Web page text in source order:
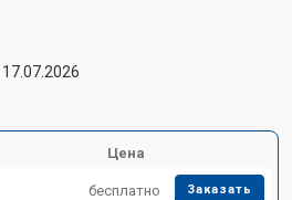
Цена
бесплатно Заказать